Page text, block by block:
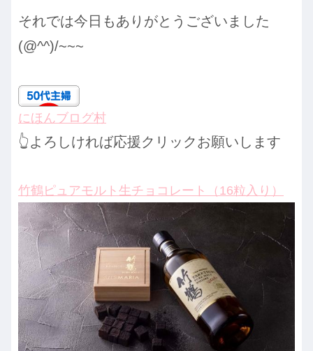
それでは今日もありがとうございました
(@^^)/~~~
にほんブログ村
👆よろしければ応援クリックお願いします
竹鶴ピュアモルト生チョコレート（16粒入り）